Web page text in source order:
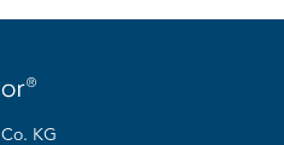
slideslide
KG